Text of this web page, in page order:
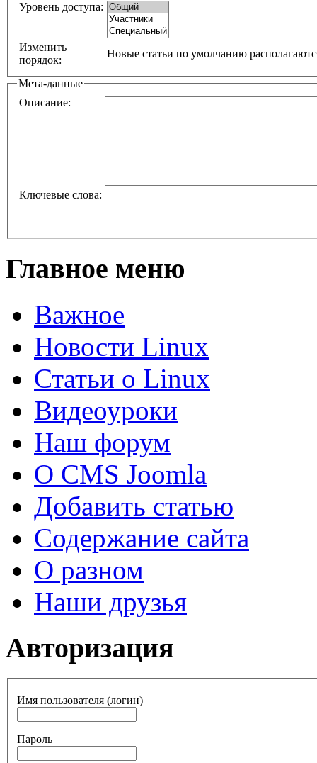
Уровень доступа:
Изменить
порядок:
Новые cтатьи по умолчанию
Мета-данные
Описание:
Ключевые слова:
Главное меню
Важное
Новости Linux
Статьи о Linux
Видеоуроки
Наш форум
О CMS Joomla
Добавить статью
Содержание сайта
О разном
Наши друзья
Авторизация
Имя пользователя (логин)
Пароль